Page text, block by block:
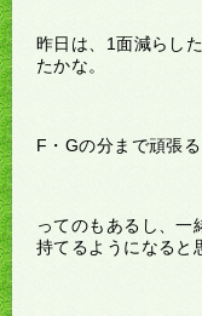
昨日は、1面減らし
たかな。
F・Gの分まで頑張る
ってのもあるし、一
持てるようになると